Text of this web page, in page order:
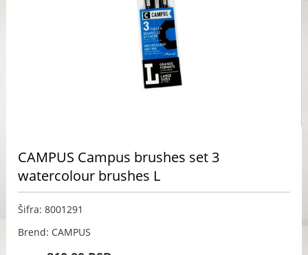
CAMPUS Campus brushes set 3
watercolour brushes L
Šifra: 8001291
Brend: CAMPUS